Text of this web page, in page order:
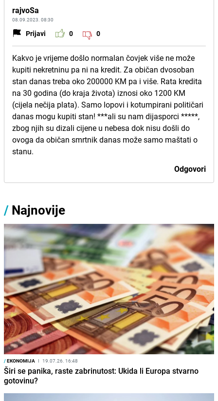
rajvoSa
08.09.2023. 08:30
Prijavi 0 0
Kakvo je vrijeme došlo normalan čovjek više ne može
kupiti nekretninu pa ni na kredit. Za običan dvosoban
stan danas treba oko 200000 KM pa i više. Rata kredita
na 30 godina (do kraja života) iznosi oko 1200 KM
(cijela nečija plata). Samo lopovi i kotumpirani političari
danas mogu kupiti stan! ***ali su nam dijasporci *****,
zbog njih su dizali cijene u nebesa dok nisu došli do
ovoga da običan smrtnik danas može samo maštati o
stanu.
Odgovori
/ Najnovije
/EKONOMIJA I 19.07.26. 16:48
Širi se panika, raste zabrinutost: Ukida li Europa stvarno
gotovinu?